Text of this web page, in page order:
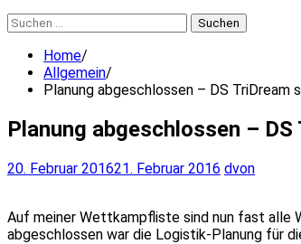
Suchen
nach:
Home
Allgemein
Planung abgeschlossen – DS TriDream
Planung abgeschlossen –
20. Februar 201621. Februar 2016 dvon
Auf meiner Wettkampfliste sind nun fast alle
abgeschlossen war die Logistik-Planung für